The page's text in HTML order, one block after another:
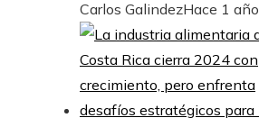
Carlos GalindezHace 1 año